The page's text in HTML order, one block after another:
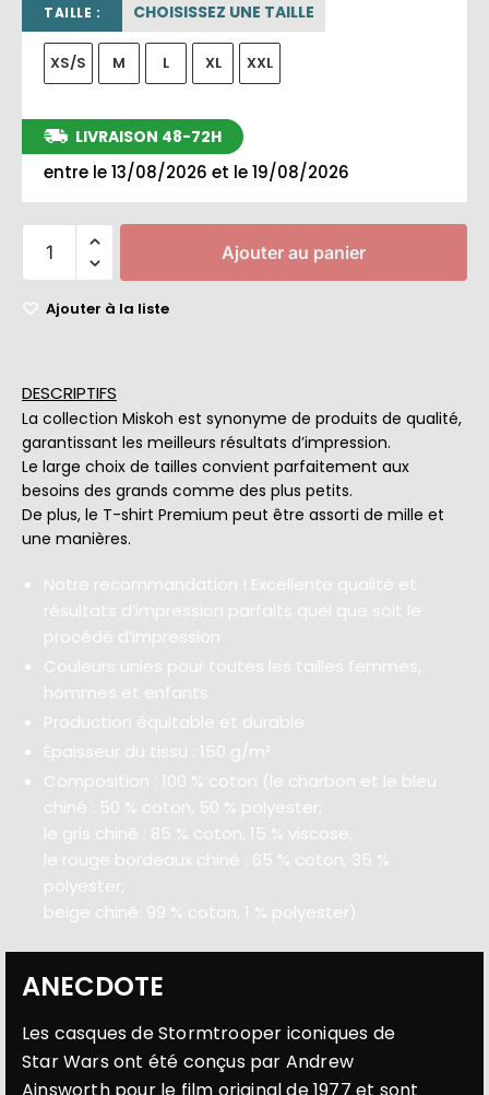
TAILLE : CHOISISSEZ UNE TAILLE
XS/S M L XL XXL
LIVRAISON 48-72H
entre le 13/08/2026 et le 19/08/2026
Ajouter au panier
Ajouter à la liste
DESCRIPTIFS
La collection Miskoh est synonyme de produits de qualité,
garantissant les meilleurs résultats d’impression.
Le large choix de tailles convient parfaitement aux
besoins des grands comme des plus petits.
De plus, le T-shirt Premium peut être assorti de mille et
une manières.
Notre recommandation ! Excellente qualité et
résultats d’impression parfaits quel que soit le
procédé d’impression
Couleurs unies pour toutes les tailles femmes,
hommes et enfants
Production équitable et durable
Épaisseur du tissu : 150 g/m²
Composition : 100 % coton (le charbon et le bleu
chiné : 50 % coton, 50 % polyester;
le gris chiné : 85 % coton, 15 % viscose;
le rouge bordeaux chiné : 65 % coton, 35 %
polyester;
beige chiné: 99 % coton, 1 % polyester)
ANECDOTE
Les casques de Stormtrooper iconiques de
Star Wars ont été conçus par Andrew